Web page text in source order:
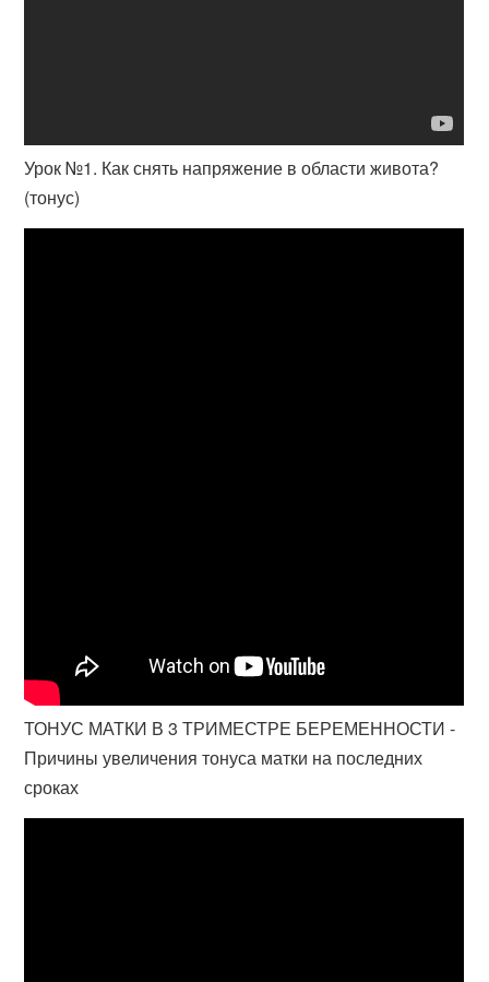
Урок №1. Как снять напряжение в области живота?
(тонус)
ТОНУС МАТКИ В 3 ТРИМЕСТРЕ БЕРЕМЕННОСТИ -
Причины увеличения тонуса матки на последних
сроках